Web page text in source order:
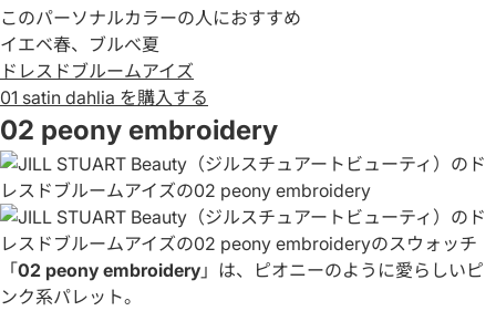
このパーソナルカラーの人におすすめ
イエベ春、ブルべ夏
ドレスドブルームアイズ
01 satin dahlia を購入する
02 peony embroidery
「02 peony embroidery 」は、ピオニーのように愛らしいピ
ンク系パレット。